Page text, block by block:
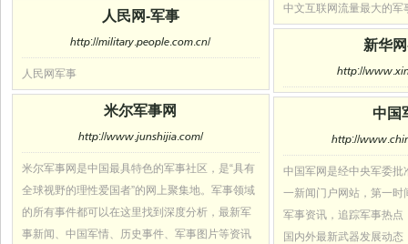
中文互联网流量最大的军
人民网-军事
http://military.people.com.cn/
人民网军事
新华
http://
米尔军事网
http://www.junshijia.com/
米尔军事网是中国最具特色的军事社区，是“具有
全球视野的理性爱国者”的网上聚集地。军事领域
的所有事件都可以在这里找到深度分析，最新军
事新闻、中国军情、历史事件、军事图片等资讯
中国
http://
中国军网是经中央军委批
一新闻门户网站，第一时
军事资讯，追踪军事热点
国内外最新武器发展动